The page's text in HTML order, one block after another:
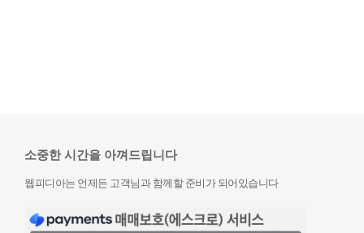
소중한 시간을 아껴드립니다
웹피디아는 언제든 고객님과 함께할 준비가 되어있습니다